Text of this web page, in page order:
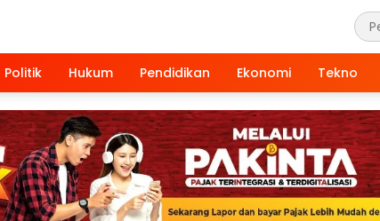
Politik Hukum Pendidikan Ekonomi Tekno